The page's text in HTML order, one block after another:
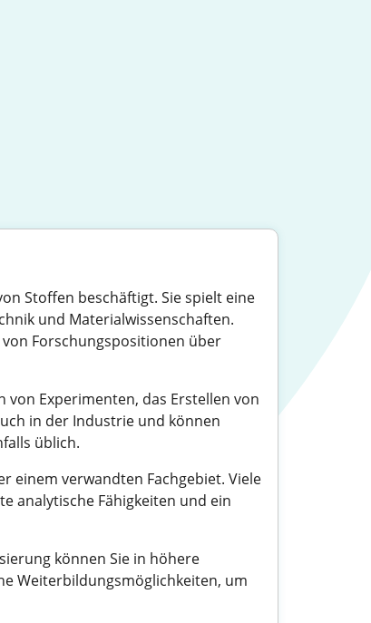
Stoffen beschäftigt. Sie spielt eine
und Materialwissenschaften.
Forschungspositionen über
Experimenten, das Erstellen von
in der Industrie und können
üblich.
einem verwandten Fachgebiet. Viele
analytische Fähigkeiten und ein
können Sie in höhere
Weiterbildungsmöglichkeiten, um